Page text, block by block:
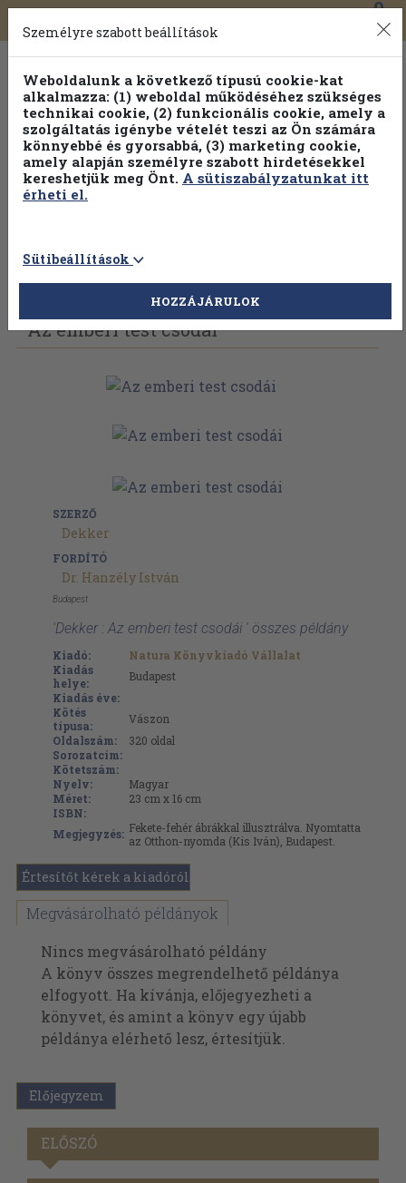
Toggle
navigation
0
Vissza az előző oldalra Válasszon példányt
Az emberi test csodái
SZERZŐ
Dekker
FORDÍTÓ
Dr. Hanzély István
Budapest
'Dekker : Az emberi test csodái ' összes példány
Kiadó:
Natura Könyvkiadó Vállalat
Kiadás
helye:
Budapest
Kiadás éve:
Kötés
típusa:
Vászon
Oldalszám:
320 oldal
Sorozatcím:
Kötetszám:
Nyelv:
Magyar
Méret:
23 cm x 16 cm
ISBN:
Megjegyzés: Fekete-fehér ábrákkal illusztrálva. Nyomtatta
az Otthon-nyomda (Kis Iván), Budapest.
Értesítőt kérek a kiadóról
Megvásárolható példányok
Nincs megvásárolható példány
A könyv összes megrendelhető példánya
elfogyott. Ha kívánja, előjegyezheti a
könyvet, és amint a könyv egy újabb
példánya elérhető lesz, értesítjük.
Előjegyzem
ELŐSZÓ
Személyre szabott beállítások
Weboldalunk a következő típusú cookie-kat
alkalmazza: (1) weboldal működéséhez szükséges
technikai cookie, (2) funkcionális cookie, amely a
szolgáltatás igénybe vételét teszi az Ön számára
könnyebbé és gyorsabbá, (3) marketing cookie,
amely alapján személyre szabott hirdetésekkel
kereshetjük meg Önt. A sütiszabályzatunkat itt
érheti el.
Sütibeállítások
HOZZÁJÁRULOK